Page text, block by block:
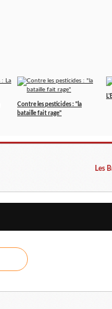
Contre les pesticides : "la
bataille fait rage"
Les